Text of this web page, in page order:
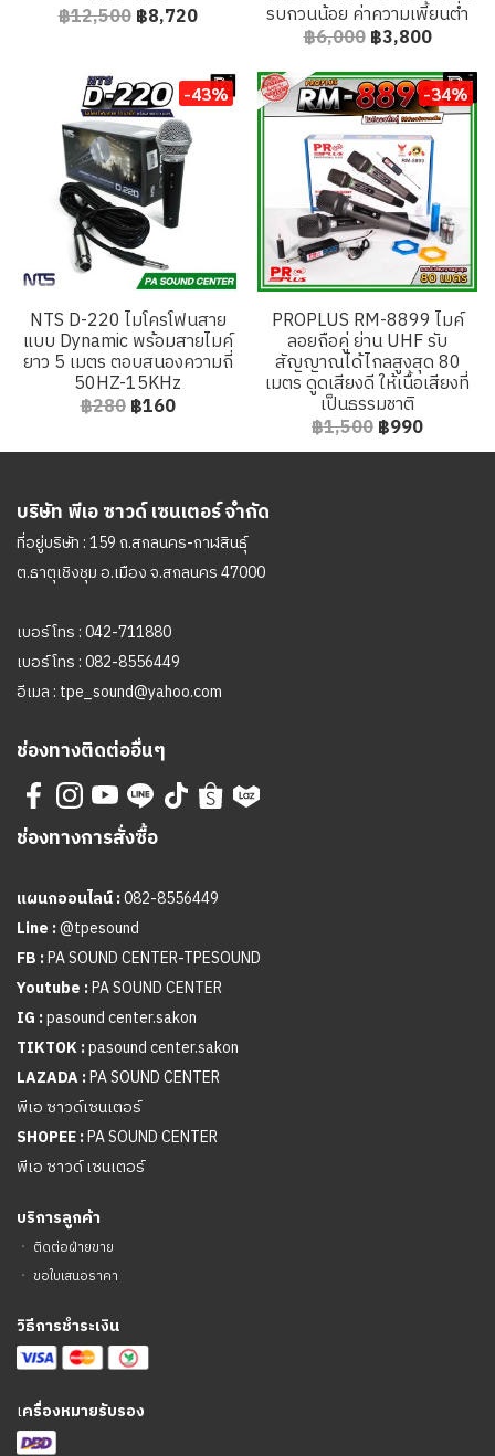
฿12,500 ฿8,720 รบกวนน้อย ค่าความเพี้ยนต่ำ
฿6,000 ฿3,800
-43%
NTS D-220 ไมโครโฟนสาย
แบบ Dynamic พร้อมสายไมค์
ยาว 5 เมตร ตอบสนองความถี่
50HZ-15KHz
฿280 ฿160
-34%
PROPLUS RM-8899 ไมค์
ลอยถือคู่ ย่าน UHF รับ
สัญญาณได้ไกลสูงสุด 80
เมตร ดูดเสียงดี ให้เนื้อเสียงที่
เป็นธรรมชาติ
฿1,500฿990
บริษัท พีเอ ซาวด์ เซนเตอร์ จำกัด
ที่อยู่บริษัท : 159 ถ.สกลนคร-กาฬสินธุ์
ต.ธาตุเชิงชุม อ.เมือง จ.สกลนคร 47000
เบอร์โทร :042-711880
เบอร์โทร :082-8556449
อีเมล : tpe_sound@yahoo.com
ช่องทางติดต่ออื่นๆ
ช่องทางการสั่งซื้อ
แผนกออนไลน์ :082-8556449
Line :@tpesound
FB :PA SOUND CENTER-TPESOUND
Youtube :PA SOUND CENTER
IG :pasound center.sakon
TIKTOK :pasound center.sakon
LAZADA :PA SOUND CENTER
พีเอ ซาวด์เซนเตอร์
SHOPEE :PA SOUND CENTER
พีเอ ซาวด์ เซนเตอร์
บริการลูกค้า
ㆍ ติดต่อฝ่ายขาย
ㆍ ขอใบเสนอราคา
วิธีการชำระเงิน
เครื่องหมายรับรอง